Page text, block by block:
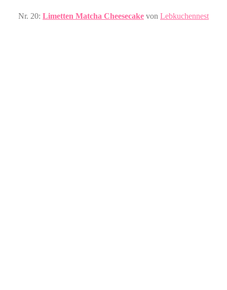
Nr. 20: Limetten Matcha Cheesecake von Lebkuchennest